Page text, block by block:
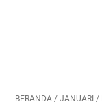
BERANDA / JANUARI /